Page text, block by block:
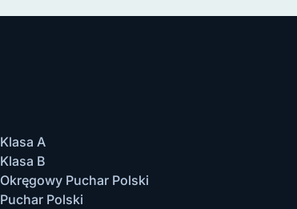
Klasa A
Klasa B
Okręgowy Puchar Polski
Puchar Polski